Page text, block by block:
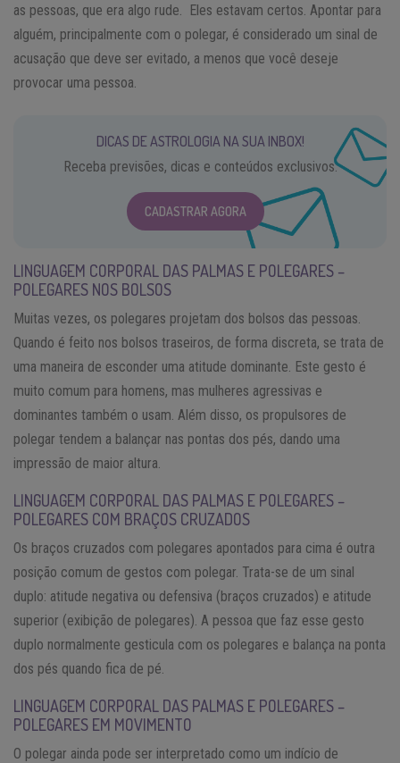
as pessoas, que era algo rude. Eles estavam certos. Apontar para
alguém, principalmente com o polegar, é considerado um sinal de
acusação que deve ser evitado, a menos que você deseje
provocar uma pessoa.
DICAS DE ASTROLOGIA NA SUA INBOX!
Receba previsões, dicas e conteúdos exclusivos.
CADASTRAR AGORA
LINGUAGEM CORPORAL DAS PALMAS E POLEGARES –
POLEGARES NOS BOLSOS
Muitas vezes, os polegares projetam dos bolsos das pessoas.
Quando é feito nos bolsos traseiros, de forma discreta, se trata de
uma maneira de esconder uma atitude dominante. Este gesto é
muito comum para homens, mas mulheres agressivas e
dominantes também o usam. Além disso, os propulsores de
polegar tendem a balançar nas pontas dos pés, dando uma
impressão de maior altura.
LINGUAGEM CORPORAL DAS PALMAS E POLEGARES –
POLEGARES COM BRAÇOS CRUZADOS
Os braços cruzados com polegares apontados para cima é outra
posição comum de gestos com polegar. Trata-se de um sinal
duplo: atitude negativa ou defensiva (braços cruzados) e atitude
superior (exibição de polegares). A pessoa que faz esse gesto
duplo normalmente gesticula com os polegares e balança na ponta
dos pés quando fica de pé.
LINGUAGEM CORPORAL DAS PALMAS E POLEGARES –
POLEGARES EM MOVIMENTO
O polegar ainda pode ser interpretado como um indício de